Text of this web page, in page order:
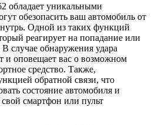
обладает уникальными
обезопасить ваш автомобиль от
Одной из таких функций
реагирует на попадание или
случае обнаружения удара
и оповещает вас о возможном
средство. Также,
обратной связи, что
состояние автомобиля и
смартфон или пульт